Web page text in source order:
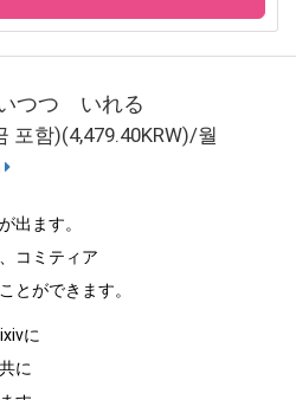
つつ いれる
포함)(4,479.40KRW)/월
出ます。
コミティア
とができます。
に
に